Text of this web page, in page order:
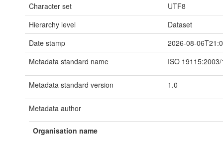
Character set
UTF8
Hierarchy level
Dataset
Date stamp
2026-08-
Metadata standard name
ISO
Metadata standard version 1.0
Metadata author
Organisation name